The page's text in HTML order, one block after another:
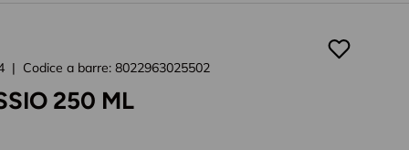
| Codice a barre: 8022963025502
250 ML